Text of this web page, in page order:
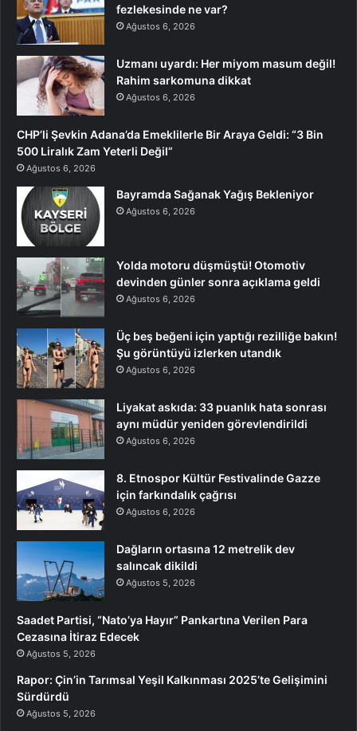
fezlekesinde ne var?
Ağustos 6, 2026
Uzmanı uyardı: Her miyom masum değil!
Rahim sarkomuna dikkat
Ağustos 6, 2026
CHP’li Şevkin Adana’da Emeklilerle Bir Araya Geldi: “3 Bin
500 Liralık Zam Yeterli Değil”
Ağustos 6, 2026
Bayramda Sağanak Yağış Bekleniyor
Ağustos 6, 2026
Yolda motoru düşmüştü! Otomotiv
devinden günler sonra açıklama geldi
Ağustos 6, 2026
Üç beş beğeni için yaptığı rezilliğe bakın!
Şu görüntüyü izlerken utandık
Ağustos 6, 2026
Liyakat askıda: 33 puanlık hata sonrası
aynı müdür yeniden görevlendirildi
Ağustos 6, 2026
8. Etnospor Kültür Festivalinde Gazze
için farkındalık çağrısı
Ağustos 6, 2026
Dağların ortasına 12 metrelik dev
salıncak dikildi
Ağustos 5, 2026
Saadet Partisi, “Nato’ya Hayır” Pankartına Verilen Para
Cezasına İtiraz Edecek
Ağustos 5, 2026
Rapor: Çin’in Tarımsal Yeşil Kalkınması 2025’te Gelişimini
Sürdürdü
Ağustos 5, 2026